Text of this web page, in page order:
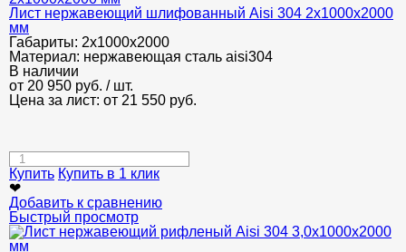
Лист нержавеющий шлифованный Aisi 304 2х1000х2000
мм
Габариты: 2х1000х2000
Материал: нержавеющая сталь aisi304
В наличии
от 20 950 руб. / шт.
Цена за лист: от 21 550 руб.
Купить Купить в 1 клик
❤
Добавить к сравнению
Быстрый просмотр